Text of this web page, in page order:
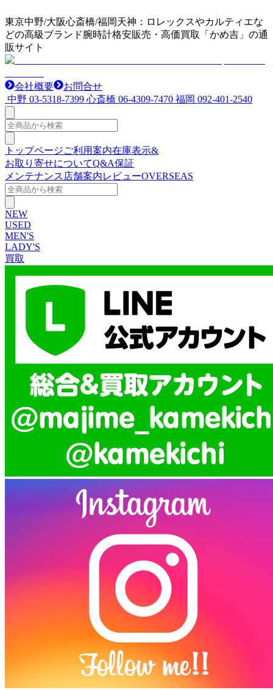
東京中野/大阪心斎橋/福岡天神：ロレックスやカルティエな
どの高級ブランド腕時計格安販売・高価買取「かめ吉」の通
販サイト
会社概要
お問合せ
中野 03-5318-7399 心斎橋 06-4309-7470 福岡 092-401-2540
トップページご利用案内在庫表示&
お取り寄せについてQ&A保証
メンテナンス 店舗案内レビューOVERSEAS
NEW
USED
MEN'S
LADY'S
買取